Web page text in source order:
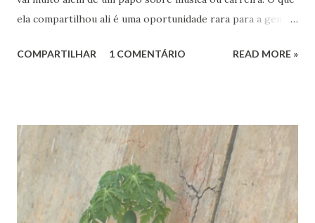
ela compartilhou ali é uma oportunidade rara para a gente
identidade espiritual, pertencimento e intolerância
Ao dizer que deixar o ambiente evangélico não significou
abandonar Deus, mas sim se libertar de uma prisão, ela
expõe algo que muita gente vive: a busca por uma
espiritualidade que faça sentido com quem a gente
realmente é.
COMPARTILHAR 1 COMENTÁRIO READ MORE »